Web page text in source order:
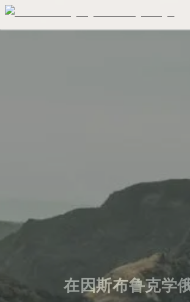
在因斯布鲁克学